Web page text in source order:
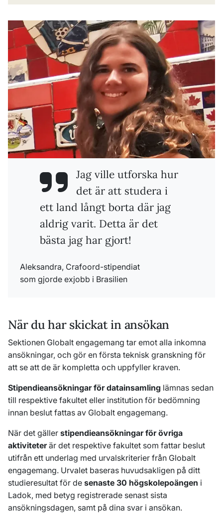
Jag ville utforska hur
det är att studera i
ett land långt borta där jag
aldrig varit. Detta är det
bästa jag har gjort!
Aleksandra, Crafoord-stipendiat
som gjorde exjobb i Brasilien
När du har skickat in ansökan
Sektionen Globalt engagemang tar emot alla inkomna
ansökningar, och gör en första teknisk granskning för
att se att de är kompletta och uppfyller kraven.
Stipendieansökningar för datainsamling lämnas sedan
till respektive fakultet eller institution för bedömning
innan beslut fattas av Globalt engagemang.
När det gäller stipendieansökningar för övriga
aktiviteterär det respektive fakultet som fattar beslut
utifrån ett underlag med urvalskriterier från Globalt
engagemang. Urvalet baseras huvudsakligen på ditt
studieresultat för de senaste 30 högskolepoängen i
Ladok, med betyg registrerade senast sista
ansökningsdagen, samt på dina svar i ansökan.